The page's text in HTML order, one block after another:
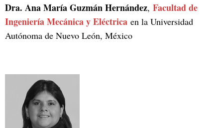
Dra. Ana María Guzmán Hernández, Facultad de
Ingeniería Mecánica y Eléctrica en la Universidad
Autónoma de Nuevo León, México